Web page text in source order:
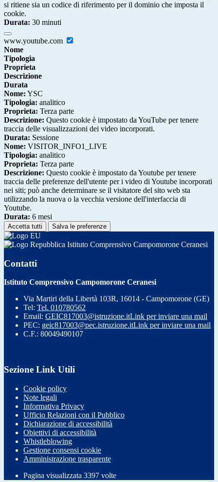
si ritiene sia un codice di riferimento per il dominio che imposta il
cookie.
Durata: 30 minuti
www.youtube.com
Nome
Tipologia
Proprieta
Descrizione
Durata
Nome: YSC
Tipologia: analitico
Proprieta: Terza parte
Descrizione: Questo cookie è impostato da YouTube per tenere
traccia delle visualizzazioni dei video incorporati.
Durata: Sessione
Nome: VISITOR_INFO1_LIVE
Tipologia: analitico
Proprieta: Terza parte
Descrizione: Questo cookie è impostato da Youtube per tenere
traccia delle preferenze dell'utente per i video di Youtube incorporati
nei siti; può anche determinare se il visitatore del sito web sta
utilizzando la nuova o la vecchia versione dell'interfaccia di
Youtube.
Durata: 6 mesi
Accetta tutti Salva le preferenze
Istituto Comprensivo Campomorone Ceranesi
Contatti
Istituto Comprensivo Campomorone Ceranesi
Via Martiri della Libertà 103R, 16014 - Campomorone (GE)
Tel: Tel. 010780562
Email: GEIC817003@istruzione.itLink per inviare una mail
PEC: geic817003@pec.istruzione.itLink per inviare una mail
C.F.: 80049490107
Sezione Link Utili
Cookie policy
Note legali
Informativa Privacy
Ufficio Relazioni con il Pubblico
Dichiarazione di accessibilità
Obiettivi di accessibilità
Whistleblowing
Gestione consensi cookie
Amministrazione trasparente
Pagina visualizzata 3397 volte